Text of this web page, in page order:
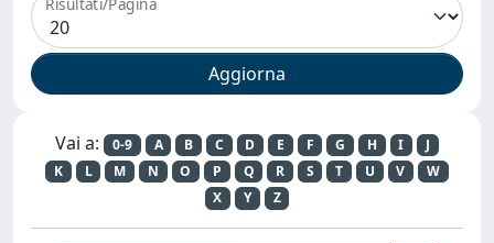
Risultati/Pagina
Vai a: 0-9 A B C D E F G H I
J
K
L M N O P Q R S T U V
W
X
Y Z